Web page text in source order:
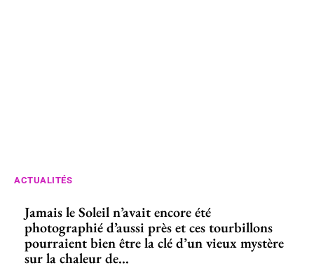
ACTUALITÉS
Jamais le Soleil n’avait encore été
photographié d’aussi près et ces tourbillons
pourraient bien être la clé d’un vieux mystère
sur la chaleur de...